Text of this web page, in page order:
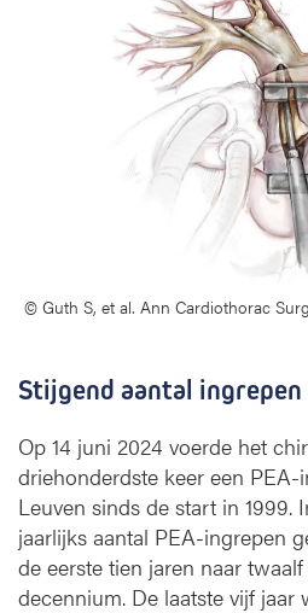
© Guth S, et al. Ann Cardiothorac Surg
Stijgend aantal ingrepen
Op 14 juni 2024 voerde het
driehonderdste keer een
Leuven sinds de start in 1999.
jaarlijks aantal PEA-ingrepen
de eerste tien jaren naar
decennium. De laatste vijf jaar